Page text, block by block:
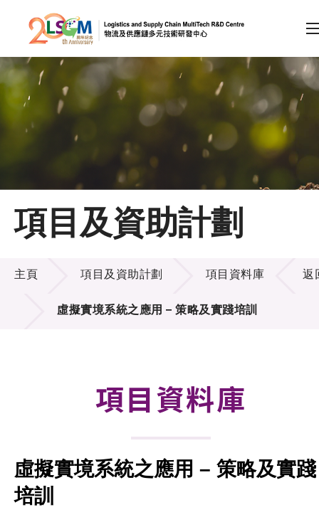
跳到內容（按回車鍵）
會員登入
A A EN 繁 简
主頁
關於LSCM
技術商品化
項目及資助計劃
資助計劃
項目資料庫
項目及資助計劃
項目及資助計劃
主頁 項目及資助計劃 項目資料庫
虛擬實境系統之應用 – 策略及實踐培訓
返
項目資料庫
虛擬實境系統之應用 – 策略及實踐
培訓